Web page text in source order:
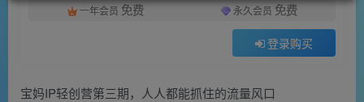
一年会员 免费 永久会员 免费
登录购买
宝妈IP轻创营第三期，人人都能抓住的流量风口